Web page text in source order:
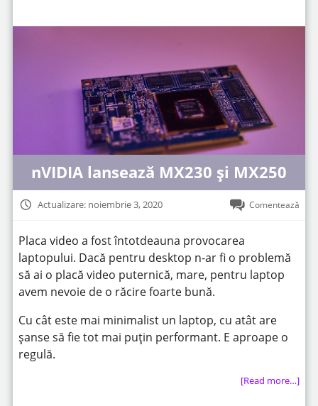
nVIDIA lansează MX230 și MX250
Actualizare: noiembrie 3, 2020 Comentează
Placa video a fost întotdeauna provocarea
laptopului. Dacă pentru desktop n-ar fi o problemă
să ai o placă video puternică, mare, pentru laptop
avem nevoie de o răcire foarte bună.
Cu cât este mai minimalist un laptop, cu atât are
șanse să fie tot mai puțin performant. E aproape o
regulă.
[Read more…]